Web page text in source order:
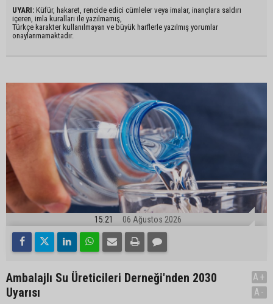
UYARI: Küfür, hakaret, rencide edici cümleler veya imalar, inançlara saldırı
içeren, imla kuralları ile yazılmamış,
Türkçe karakter kullanılmayan ve büyük harflerle yazılmış yorumlar
onaylanmamaktadır.
15:21 06 Ağustos 2026
Ambalajlı Su Üreticileri Derneği'nden 2030
Uyarısı
A+
A-